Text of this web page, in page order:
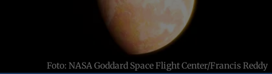
Foto: NASA Goddard Space Flight Center/Francis Reddy